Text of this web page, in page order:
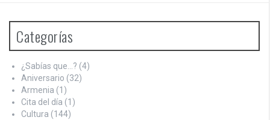
Categorías
¿Sabías que…? (4)
Aniversario (32)
Armenia (1)
Cita del día (1)
Cultura (144)